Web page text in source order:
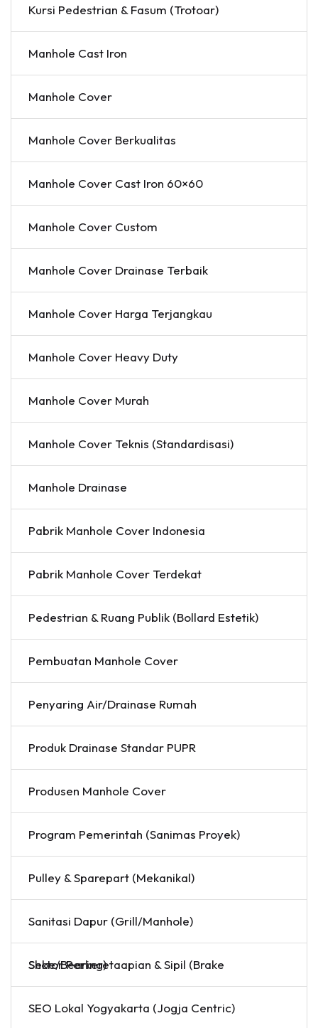
Kursi Pedestrian & Fasum (Trotoar)
Manhole Cast Iron
Manhole Cover
Manhole Cover Berkualitas
Manhole Cover Cast Iron 60×60
Manhole Cover Custom
Manhole Cover Drainase Terbaik
Manhole Cover Harga Terjangkau
Manhole Cover Heavy Duty
Manhole Cover Murah
Manhole Cover Teknis (Standardisasi)
Manhole Drainase
Pabrik Manhole Cover Indonesia
Pabrik Manhole Cover Terdekat
Pedestrian & Ruang Publik (Bollard Estetik)
Pembuatan Manhole Cover
Penyaring Air/Drainase Rumah
Produk Drainase Standar PUPR
Produsen Manhole Cover
Program Pemerintah (Sanimas Proyek)
Pulley & Sparepart (Mekanikal)
Sanitasi Dapur (Grill/Manhole)
Sektor Perkeretaapian & Sipil (Brake Shoe/Bearing)
SEO Lokal Yogyakarta (Jogja Centric)